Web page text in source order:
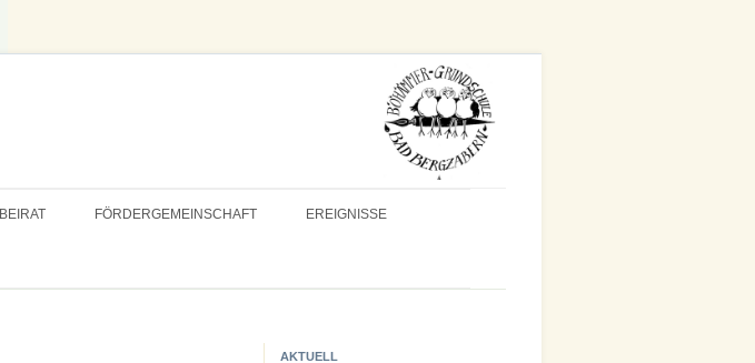
Inhalt
FÖRDERGEMEINSCHAFT EREIGNISSE
AKTUELL